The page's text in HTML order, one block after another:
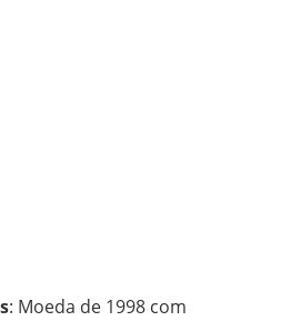
: Moeda de 1998 com